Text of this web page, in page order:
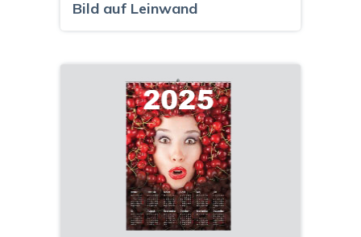
Bild auf Leinwand